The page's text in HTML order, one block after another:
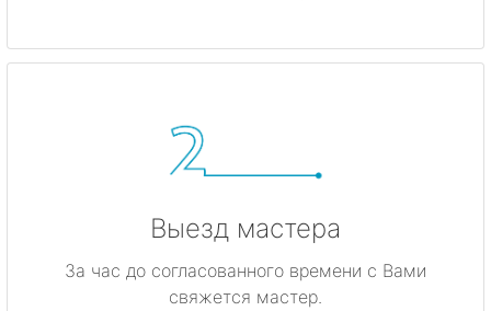
Выезд мастера
За час до согласованного времени с Вами
свяжется мастер.